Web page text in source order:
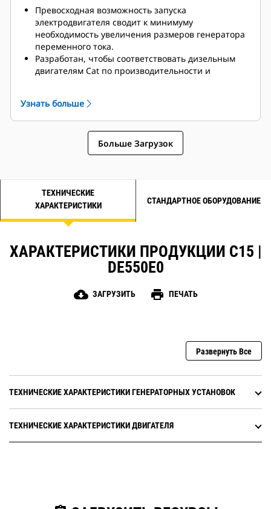
Превосходная возможность запуска
электродвигателя сводит к минимуму
необходимость увеличения размеров генератора
переменного тока.
Разработан, чтобы соответствовать дизельным
двигателям Cat по производительности и
Узнать больше
Больше Загрузок
ТЕХНИЧЕСКИЕ
ХАРАКТЕРИСТИКИ
СТАНДАРТНОЕ ОБОРУДОВАНИЕ
ХАРАКТЕРИСТИКИ ПРОДУКЦИИ C15 |
DE550E0
cloud_download ЗАГРУЗИТЬ print ПЕЧАТЬ
Развернуть Все
ТЕХНИЧЕСКИЕ ХАРАКТЕРИСТИКИ ГЕНЕРАТОРНЫХ УСТАНОВОК
ТЕХНИЧЕСКИЕ ХАРАКТЕРИСТИКИ ДВИГАТЕЛЯ